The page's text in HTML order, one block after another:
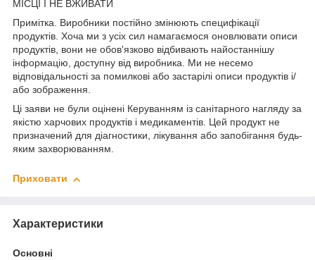
МІСЦІ І НЕ ВЖИВАТИ
Примітка. Виробники постійно змінюють специфікації
продуктів. Хоча ми з усіх сил намагаємося оновлювати описи
продуктів, вони не обов'язково відбивають найостаннішу
інформацію, доступну від виробника. Ми не несемо
відповідальності за помилкові або застарілі описи продуктів і/
або зображення.
Ці заяви не були оцінені Керуванням із санітарного нагляду за
якістю харчових продуктів і медикаментів. Цей продукт не
призначений для діагностики, лікування або запобігання будь-
яким захворюванням.
Приховати
Характеристики
Основні